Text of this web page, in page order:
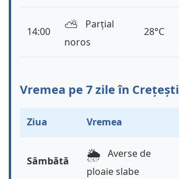
14:00 ⛅️
Parțial
noros
28°C
Vremea pe 7 zile în Crețești
Ziua Vremea
Sâmbătă 🌦️ Averse de
ploaie slabe